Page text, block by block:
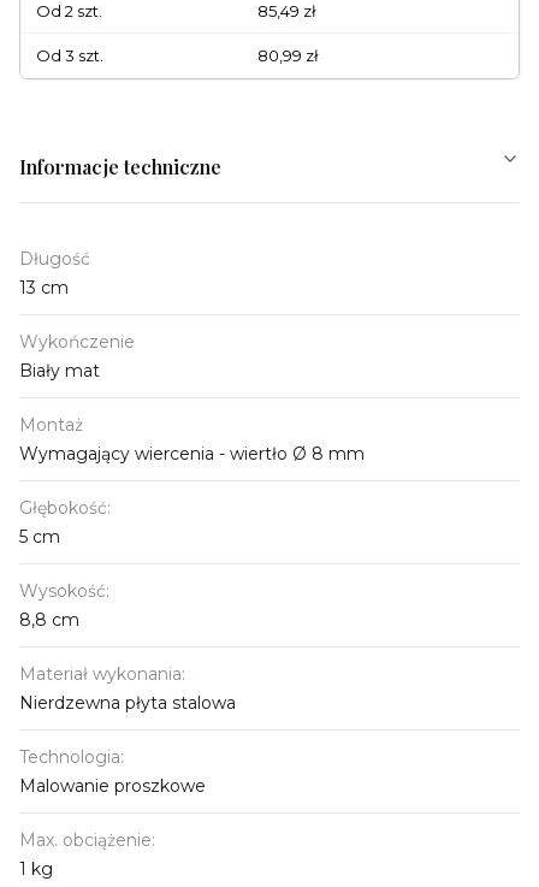
Od 2 szt. 85,49 zł
Od 3 szt. 80,99 zł
Informacje techniczne
Długość
13 cm
Wykończenie
Biały mat
Montaż
Wymagający wiercenia - wiertło Ø 8 mm
Głębokość:
5 cm
Wysokość:
8,8 cm
Materiał wykonania:
Nierdzewna płyta stalowa
Technologia:
Malowanie proszkowe
Max. obciążenie:
1 kg